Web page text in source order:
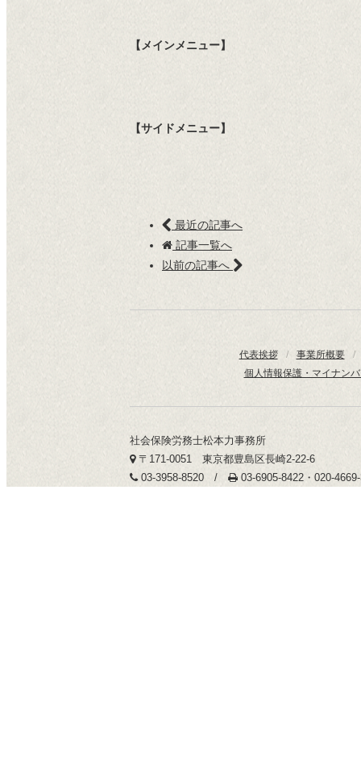
【メインメニュー】
【サイドメニュー】
最近の記事へ
記事一覧へ
以前の記事へ
代表挨拶 / 事業所概要
/
個人情報保護・マイナン
社会保険労務士松本力事務所
〒171-0051 東京都豊島区長崎2-22-6
03-3958-8520 /
03-6905-8422・020-